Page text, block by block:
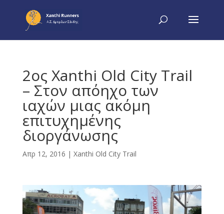
2ος Xanthi Old City Trail
– Στον απόηχο των
ιαχών μιας ακόμη
επιτυχημένης
διοργάνωσης
Απρ 12, 2016 | Xanthi Old City Trail